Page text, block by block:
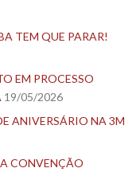
TEM QUE PARAR!
EM PROCESSO
19/05/2026
ANIVERSÁRIO NA 3M
CONVENÇÃO